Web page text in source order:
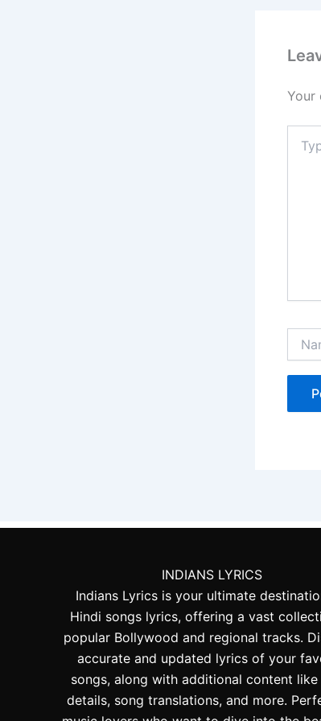
Your
here..
INDIANS LYRICS
Indians Lyrics is your ultimate
Hindi songs lyrics, offering a vast
popular Bollywood and regional tracks.
accurate and updated lyrics of your
songs, along with additional content
details, song translations, and more.